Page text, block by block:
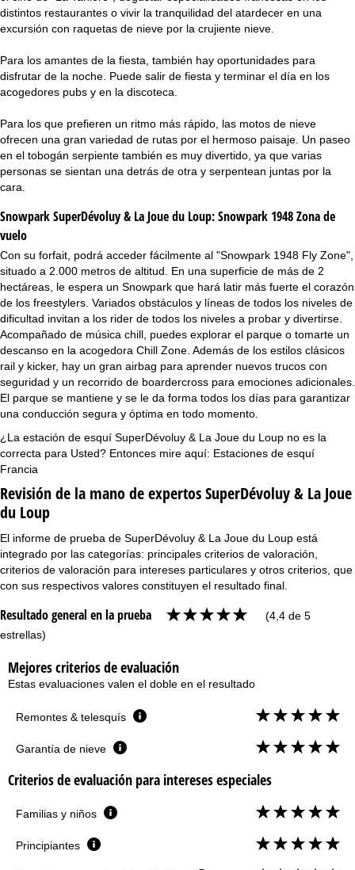
distintos restaurantes o vivir la tranquilidad del atardecer en una
excursión con raquetas de nieve por la crujiente nieve.
Para los amantes de la fiesta, también hay oportunidades para
disfrutar de la noche. Puede salir de fiesta y terminar el día en los
acogedores pubs y en la discoteca.
Para los que prefieren un ritmo más rápido, las motos de nieve
ofrecen una gran variedad de rutas por el hermoso paisaje. Un paseo
en el tobogán serpiente también es muy divertido, ya que varias
personas se sientan una detrás de otra y serpentean juntas por la
cara.
Snowpark SuperDévoluy & La Joue du Loup:Snowpark 1948 Zona de
vuelo
Con su forfait, podrá acceder fácilmente al "Snowpark 1948 Fly Zone",
situado a 2.000 metros de altitud. En una superficie de más de 2
hectáreas, le espera un Snowpark que hará latir más fuerte el corazón
de los freestylers. Variados obstáculos y líneas de todos los niveles de
dificultad invitan a los rider de todos los niveles a probar y divertirse.
Acompañado de música chill, puedes explorar el parque o tomarte un
descanso en la acogedora Chill Zone. Además de los estilos clásicos
rail y kicker, hay un gran airbag para aprender nuevos trucos con
seguridad y un recorrido de boardercross para emociones adicionales.
El parque se mantiene y se le da forma todos los días para garantizar
una conducción segura y óptima en todo momento.
¿La estación de esquí SuperDévoluy & La Joue du Loup no es la
correcta para Usted? Entonces mire aquí: Estaciones de esquí
Francia
Revisión de la mano de expertos SuperDévoluy & La Joue
du Loup
El informe de prueba de SuperDévoluy & La Joue du Loup está
integrado por las categorías: principales criterios de valoración,
criterios de valoración para intereses particulares y otros criterios, que
con sus respectivos valores constituyen el resultado final.
Resultado general en la prueba
(4,4 de 5
estrellas)
Mejores criterios de evaluación
Estas evaluaciones valen el doble en el resultado
Remontes & telesquís
Garantía de nieve
Criterios de evaluación para intereses especiales
Familias y niños
Principiantes